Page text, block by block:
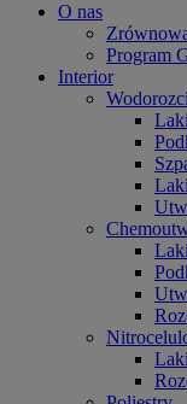
O nas
Program
Interior